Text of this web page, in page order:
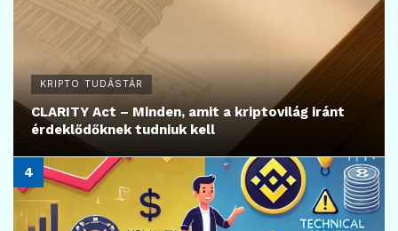
KRIPTO TUDÁSTÁR
CLARITY Act – Minden, amit a kriptovilág iránt
érdeklődőknek tudniuk kell